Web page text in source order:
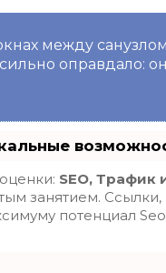
между
оправдало:
SEO, Трафик
занятием. Ссылки,
потенциал